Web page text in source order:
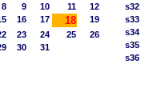
8 9 10 11
12
16 17 18
19
23 24 25
26
30 31
s32
s33
s34
s35
s36